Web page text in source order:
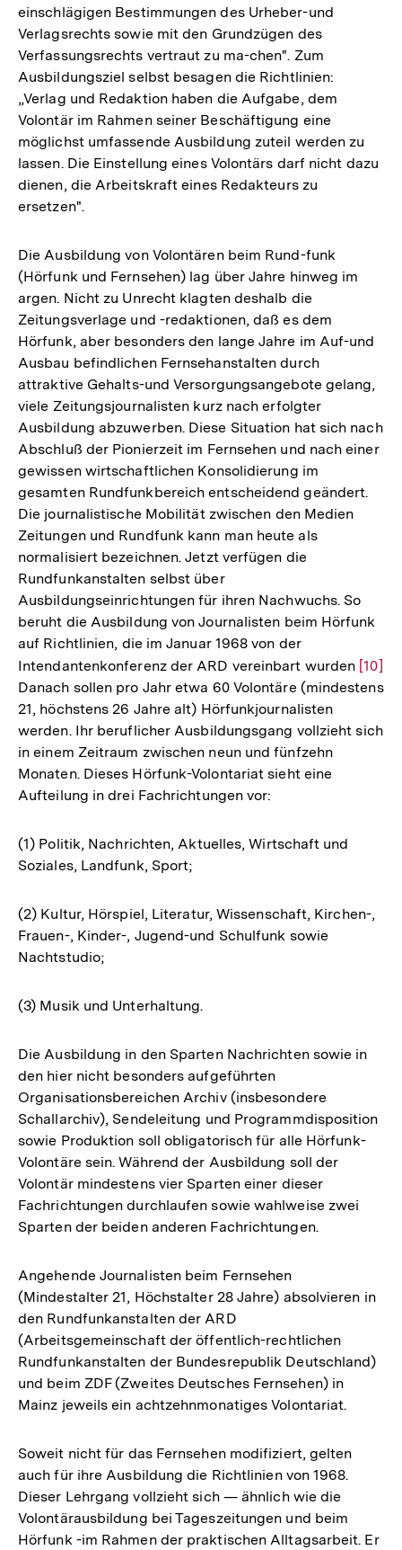
einschlägigen Bestimmungen des Urheber-und
Verlagsrechts sowie mit den Grundzügen des
Verfassungsrechts vertraut zu ma-chen". Zum
Ausbildungsziel selbst besagen die Richtlinien:
„Verlag und Redaktion haben die Aufgabe, dem
Volontär im Rahmen seiner Beschäftigung eine
möglichst umfassende Ausbildung zuteil werden zu
lassen. Die Einstellung eines Volontärs darf nicht dazu
dienen, die Arbeitskraft eines Redakteurs zu
ersetzen".
Die Ausbildung von Volontären beim Rund-funk
(Hörfunk und Fernsehen) lag über Jahre hinweg im
argen. Nicht zu Unrecht klagten deshalb die
Zeitungsverlage und -redaktionen, daß es dem
Hörfunk, aber besonders den lange Jahre im Auf-und
Ausbau befindlichen Fernsehanstalten durch
attraktive Gehalts-und Versorgungsangebote gelang,
viele Zeitungsjournalisten kurz nach erfolgter
Ausbildung abzuwerben. Diese Situation hat sich nach
Abschluß der Pionierzeit im Fernsehen und nach einer
gewissen wirtschaftlichen Konsolidierung im
gesamten Rundfunkbereich entscheidend geändert.
Die journalistische Mobilität zwischen den Medien
Zeitungen und Rundfunk kann man heute als
normalisiert bezeichnen. Jetzt verfügen die
Rundfunkanstalten selbst über
Ausbildungseinrichtungen für ihren Nachwuchs. So
beruht die Ausbildung von Journalisten beim Hörfunk
auf Richtlinien, die im Januar 1968 von der
Intendantenkonferenz der ARD vereinbart wurden Zur
[10]
Danach sollen pro Jahr etwa 60 Volontäre (mindestens
21, höchstens 26 Jahre alt) Hörfunkjournalisten
werden. Ihr beruflicher Ausbildungsgang vollzieht sich
in einem Zeitraum zwischen neun und fünfzehn
Monaten. Dieses Hörfunk-Volontariat sieht eine
Aufteilung in drei Fachrichtungen vor:
(1) Politik, Nachrichten, Aktuelles, Wirtschaft und
Soziales, Landfunk, Sport;
(2) Kultur, Hörspiel, Literatur, Wissenschaft, Kirchen-,
Frauen-, Kinder-, Jugend-und Schulfunk sowie
Nachtstudio;
(3) Musik und Unterhaltung.
Die Ausbildung in den Sparten Nachrichten sowie in
den hier nicht besonders aufgeführten
Organisationsbereichen Archiv (insbesondere
Schallarchiv), Sendeleitung und Programmdisposition
sowie Produktion soll obligatorisch für alle Hörfunk-
Volontäre sein. Während der Ausbildung soll der
Volontär mindestens vier Sparten einer dieser
Fachrichtungen durchlaufen sowie wahlweise zwei
Sparten der beiden anderen Fachrichtungen.
Angehende Journalisten beim Fernsehen
(Mindestalter 21, Höchstalter 28 Jahre) absolvieren in
den Rundfunkanstalten der ARD
(Arbeitsgemeinschaft der öffentlich-rechtlichen
Rundfunkanstalten der Bundesrepublik Deutschland)
und beim ZDF (Zweites Deutsches Fernsehen) in
Mainz jeweils ein achtzehnmonatiges Volontariat.
Soweit nicht für das Fernsehen modifiziert, gelten
auch für ihre Ausbildung die Richtlinien von 1968.
Dieser Lehrgang vollzieht sich — ähnlich wie die
Volontärausbildung bei Tageszeitungen und beim
Hörfunk -im Rahmen der praktischen Alltagsarbeit. Er